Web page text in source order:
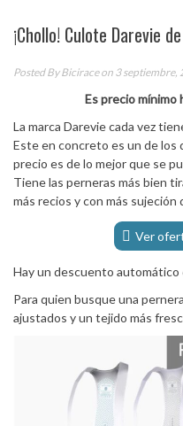
¡Chollo! Culote Darevie
Posted ByBiciraceon 3 septiembre,
Es precio
La marca Darevie cada vez
Este en concreto es un de los
precio es de lo mejor que se
Tiene las perneras más bien
más recios y con más
Ver
Hay un descuento automático
Para quien busque una
ajustados y un tejido más